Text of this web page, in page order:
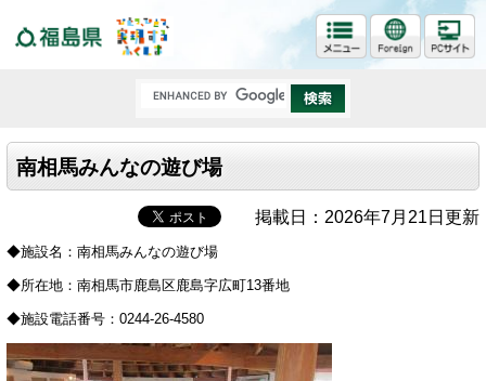
南相馬みんなの遊び場
掲載日：2026年7月21日更新
◆施設名：南相馬みんなの遊び場
◆所在地：南相馬市鹿島区鹿島字広町13番地
◆施設電話番号：0244-26-4580